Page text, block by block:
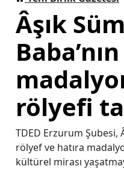
Âşık
rölyefi
TDED Erzurum Şubesi,
rölyef ve hatıra
kültürel mirası